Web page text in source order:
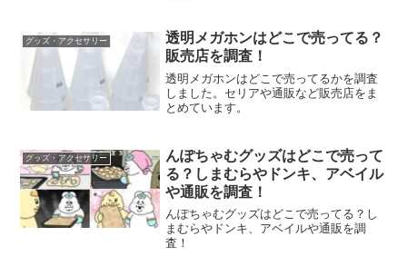
グッズ・アクセサリー
透明メガホンはどこで売ってる？
販売店を調査！
透明メガホンはどこで売ってるかを調査
しました。セリアや通販など販売店をま
とめています。
グッズ・アクセサリー
んぽちゃむグッズはどこで売って
る？しまむらやドンキ、アベイル
や通販を調査！
んぽちゃむグッズはどこで売ってる？し
まむらやドンキ、アベイルや通販を調
査！